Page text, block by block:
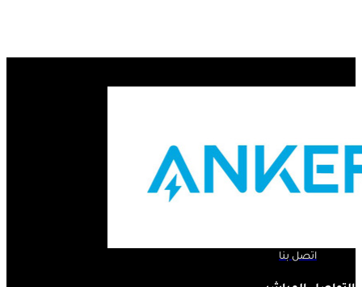
الروابط السريعة ..
الرئيسية
اتصل بنا